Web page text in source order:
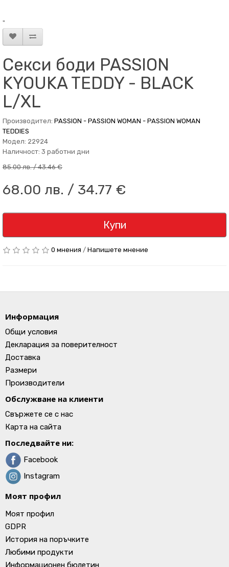
"
Секси боди PASSION
KYOUKA TEDDY - BLACK
L/XL
Производител: PASSION - PASSION WOMAN - PASSION WOMAN
TEDDIES
Модел: 22924
Наличност: 3 работни дни
85.00 лв. / 43.46 €
68.00 лв. / 34.77 €
Купи
0 мнения / Напишете мнение
Информация
Общи условия
Декларация за поверителност
Доставка
Размери
Производители
Обслужване на клиенти
Свържете се с нас
Карта на сайта
Последвайте ни:
Facebook
Instagram
Моят профил
Моят профил
GDPR
История на поръчките
Любими продукти
Информационен бюлетин